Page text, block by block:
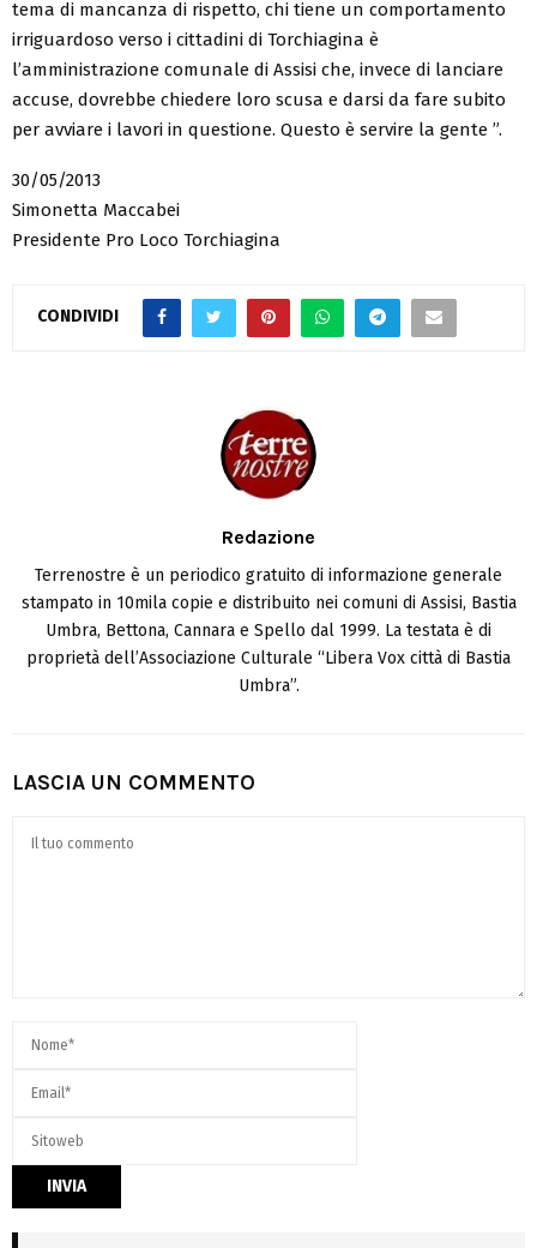
tema di mancanza di rispetto, chi tiene un comportamento
irriguardoso verso i cittadini di Torchiagina è
l’amministrazione comunale di Assisi che, invece di lanciare
accuse, dovrebbe chiedere loro scusa e darsi da fare subito
per avviare i lavori in questione. Questo è servire la gente ”.
30/05/2013
Simonetta Maccabei
Presidente Pro Loco Torchiagina
CONDIVIDI
Redazione
Terrenostre è un periodico gratuito di informazione generale
stampato in 10mila copie e distribuito nei comuni di Assisi, Bastia
Umbra, Bettona, Cannara e Spello dal 1999. La testata è di
proprietà dell’Associazione Culturale “Libera Vox città di Bastia
Umbra”.
LASCIA UN COMMENTO